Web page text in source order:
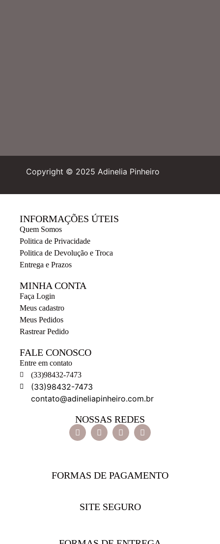
Copyright © 2025 Adinelia Pinheiro
INFORMAÇÕES ÚTEIS
Quem Somos
Politica de Privacidade
Politica de Devolução e Troca
Entrega e Prazos
MINHA CONTA
Faça Login
Meus cadastro
Meus Pedidos
Rastrear Pedido
FALE CONOSCO
Entre em contato
(33)98432-7473
(33)98432-7473
contato@adineliapinheiro.com.br
NOSSAS REDES
FORMAS DE PAGAMENTO
SITE SEGURO